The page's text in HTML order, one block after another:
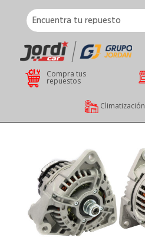
Compra tus
repuestos
Climatización